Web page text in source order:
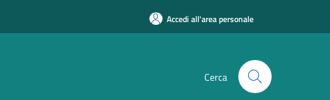
Accedi all'area personale
Cerca